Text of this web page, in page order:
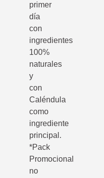
primer
día
con
ingredientes
100%
naturales
y
con
Caléndula
como
ingrediente
principal.
*Pack
Promocional
no